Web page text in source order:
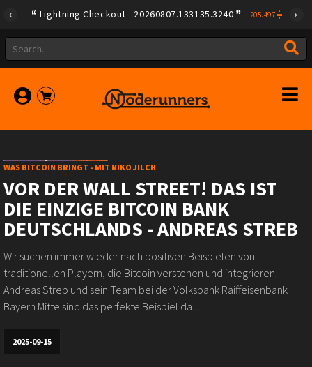
Lightning Checkout - 20260807.133135.3240 205.497
WAS BITCOIN BRINGT - MIT NIKO JILCH
VOR DER WALL STREET! DAS IST
DIE EINZIGE BITCOIN BANK
DEUTSCHLANDS - ANDREAS STREB
Wir suchen immer wieder nach positiven Beispielen von
traditionellen Playern, die Bitcoin verstehen und integrieren.
Andreas Streb und sein Team bei der Volksbank Raiffeisenbank
Bayern Mitte sind das perfekte Beispiel da...
2025-09-15